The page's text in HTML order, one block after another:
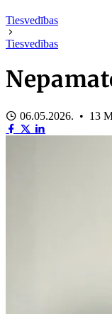
Tiesvedības
Tiesvedības
06.05.2026. • 13